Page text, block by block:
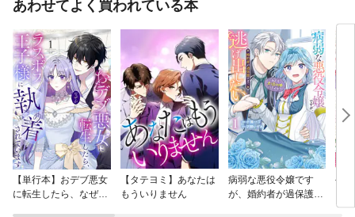
あわせてよく買われている本
【単行本】おデブ悪女
に転生したら、なぜか
【タテヨミ】あなたは
もういりません
病弱な悪役令嬢です
が、婚約者が過保護す
公